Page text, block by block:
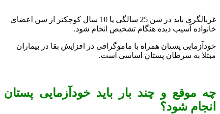
غربالگری باید در سن 25 سالگی یا 10 سال کوچکتر از سن اعضای
خانواده آسیب دیده هنگام تشخیص انجام شود.
خودآزمایی پستان همراه با ماموگرافی در افزایش بقا در بیماران
مبتلا به سرطان پستان اساسی است.
چه موقع و چند بار باید خودآزمایی پستان
انجام شود؟